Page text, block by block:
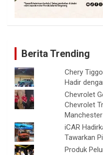
Berita Trending
Chery
Hadir
Chevrolet
Chevrolet
iCAR
Tawarkan
Produk